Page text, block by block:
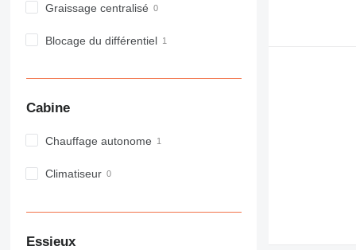
992
C-series
D series
F-series
NR
Graissage centralisé
Blocage du différentiel
Cabine
Chauffage autonome
Climatiseur
Essieux